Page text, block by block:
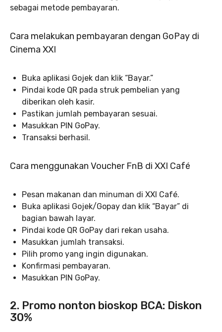
sebagai metode pembayaran.
Cara melakukan pembayaran dengan GoPay di
Cinema XXI
Buka aplikasi Gojek dan klik “Bayar.”
Pindai kode QR pada struk pembelian yang
diberikan oleh kasir.
Pastikan jumlah pembayaran sesuai.
Masukkan PIN GoPay.
Transaksi berhasil.
Cara menggunakan Voucher FnB di XXI Café
Pesan makanan dan minuman di XXI Café.
Buka aplikasi Gojek/Gopay dan klik “Bayar” di
bagian bawah layar.
Pindai kode QR GoPay dari rekan usaha.
Masukkan jumlah transaksi.
Pilih promo yang ingin digunakan.
Konfirmasi pembayaran.
Masukkan PIN GoPay.
2. Promo nonton bioskop BCA: Diskon
30%